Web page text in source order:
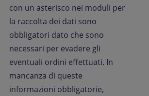
con un asterisco nei moduli per
la raccolta dei dati sono
obbligatori dato che sono
necessari per evadere gli
eventuali ordini effettuati. In
mancanza di queste
informazioni obbligatorie,